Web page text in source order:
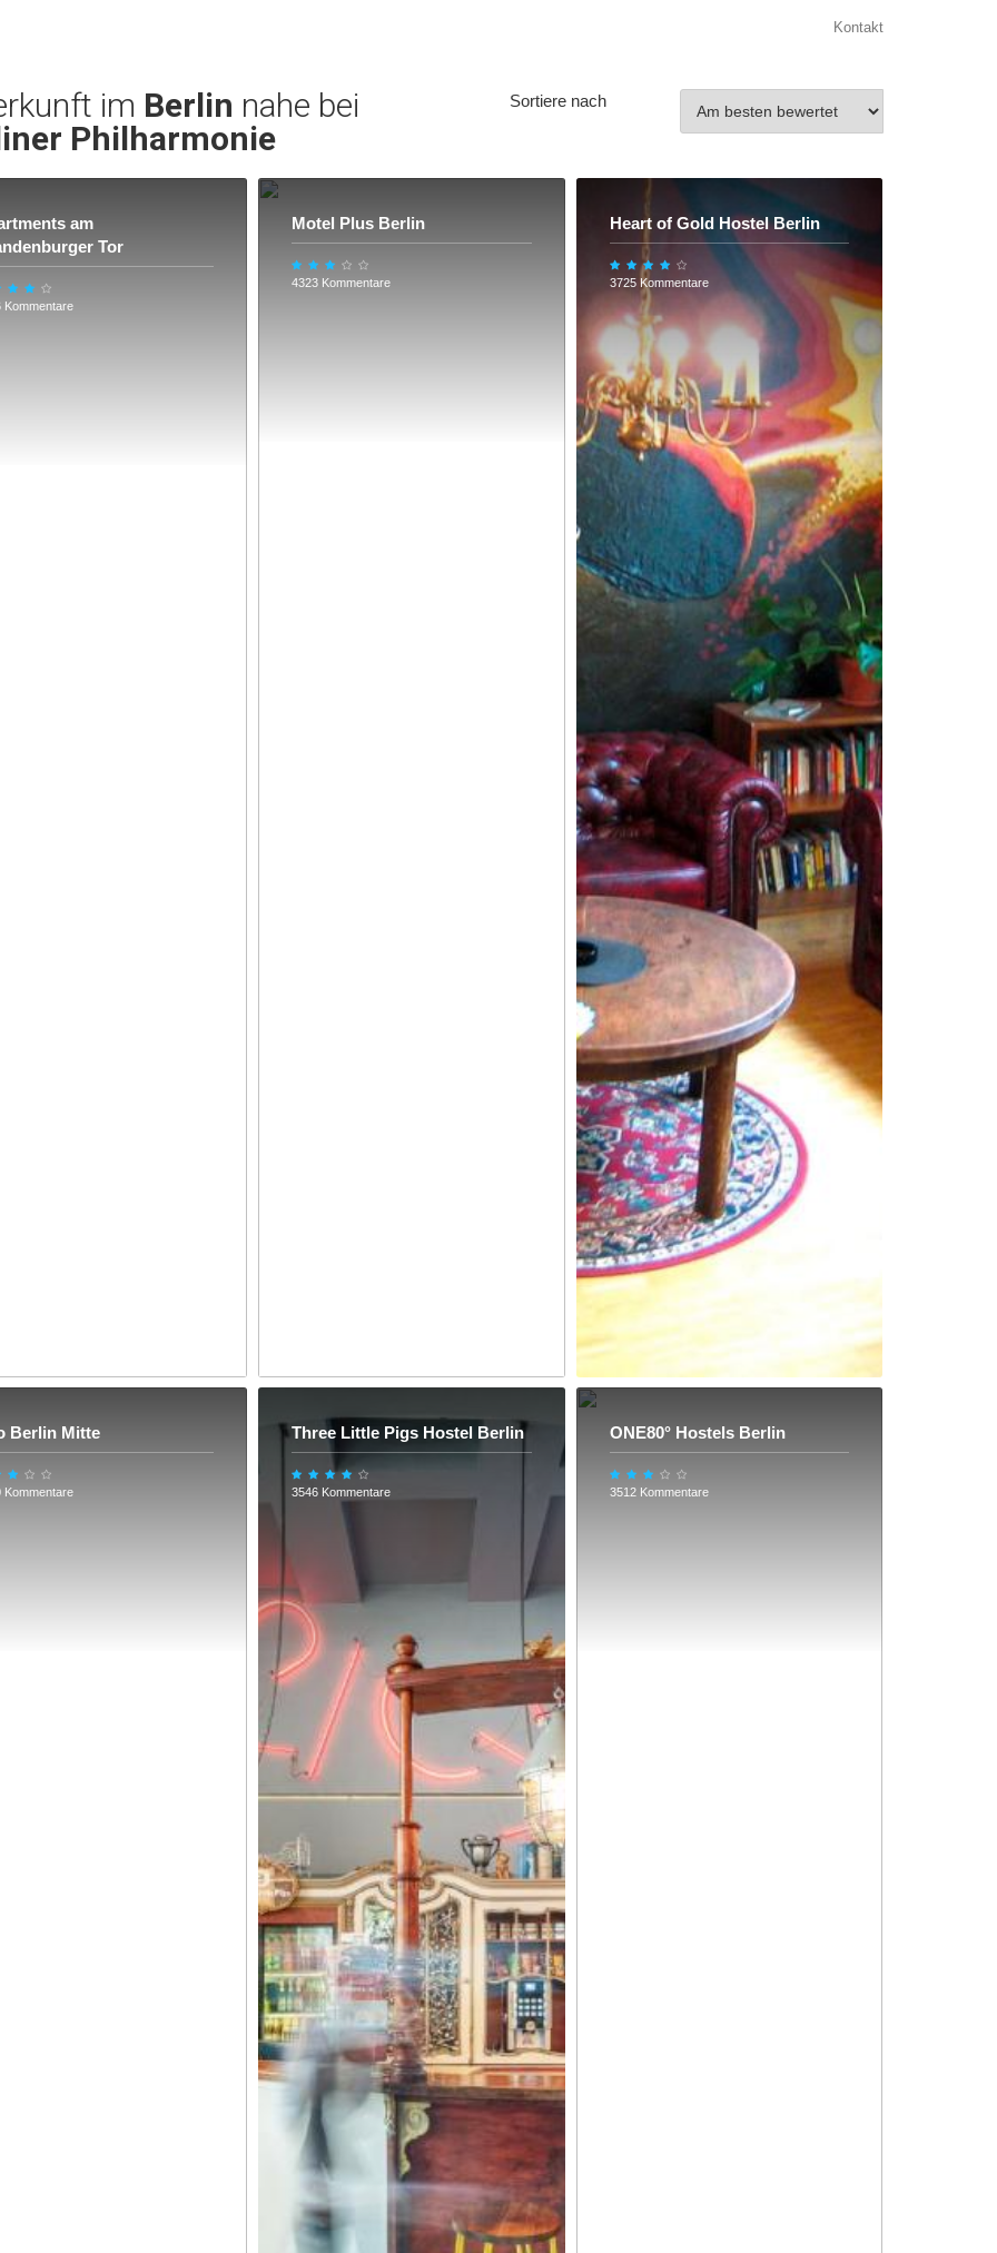
Kontakt
im Berlin nahe bei
Philharmonie
Sortiere nach
am
Tor
Kommentare
Motel Plus Berlin
4323 Kommentare
Heart of Gold Hostel Berlin
3725 Kommentare
Berlin Mitte
Kommentare
Three Little Pigs Hostel Berlin
3546 Kommentare
ONE80° Hostels Berlin
3512 Kommentare